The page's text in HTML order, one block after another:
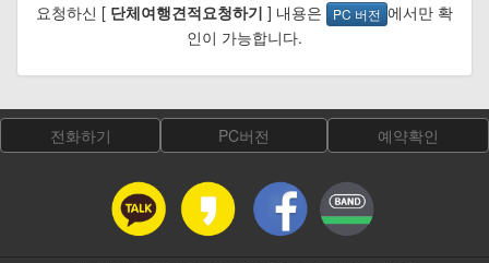
요청하신 [ 단체여행견적요청하기 ] 내용은 PC 버전 에서만 확
인이 가능합니다.
전화하기 PC버전 예약확인
카카오톡 카카오스토리페이스북